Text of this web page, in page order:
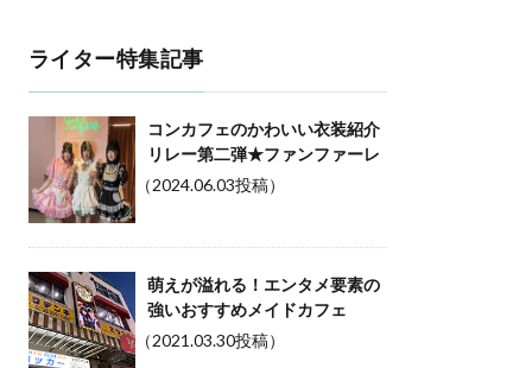
ライター特集記事
コンカフェのかわいい衣装紹介
リレー第二弾★ファンファーレ
（2024.06.03投稿）
萌えが溢れる！エンタメ要素の
強いおすすめメイドカフェ
（2021.03.30投稿）